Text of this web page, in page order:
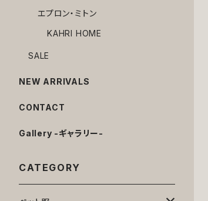
エプロン・ミトン
KAHRI HOME
SALE
NEW ARRIVALS
CONTACT
Gallery -ギャラリー-
CATEGORY